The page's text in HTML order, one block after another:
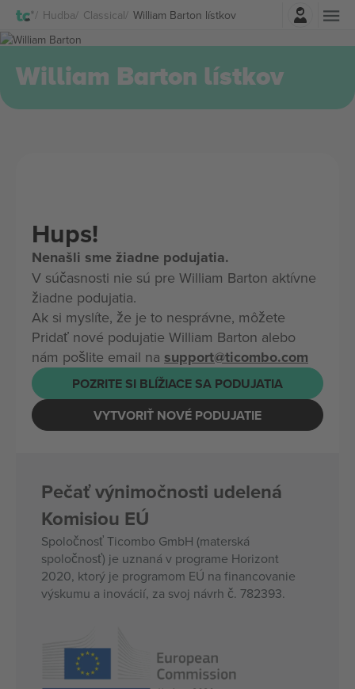
Hudba Classical William Barton lístkov
Prihlásenie
William Barton lístkov
Hups!
Nenašli sme žiadne podujatia.
V súčasnosti nie sú pre William Barton aktívne
žiadne podujatia.
Ak si myslíte, že je to nesprávne, môžete
Pridať nové podujatie William Barton alebo
nám pošlite email na support@ticombo.com
POZRITE SI BLÍŽIACE SA PODUJATIA
VYTVORIŤ NOVÉ PODUJATIE
Pečať výnimočnosti udelená
Komisiou EÚ
Spoločnosť Ticombo GmbH (materská
spoločnosť) je uznaná v programe Horizont
2020, ktorý je programom EÚ na financovanie
výskumu a inovácií, za svoj návrh č. 782393.